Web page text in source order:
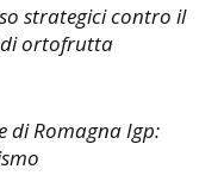
strategici contro il
di ortofrutta
di Romagna Igp: